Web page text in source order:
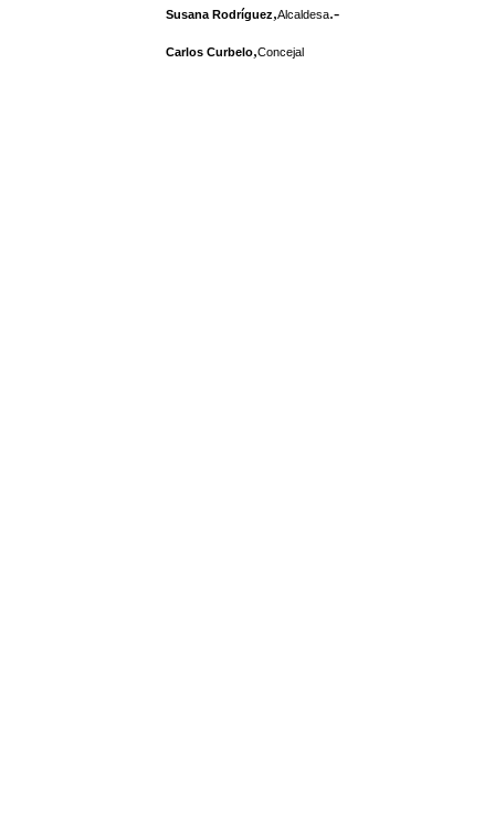
Susana Rodríguez,Alcaldesa.-
Carlos Curbelo,Concejal